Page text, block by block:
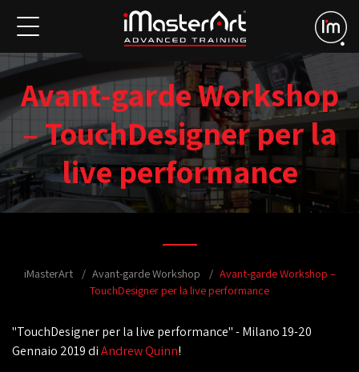
Avant-garde Workshop
– TouchDesigner per la
live performance
iMasterArt Avant-garde Workshop
Avant-garde Workshop –
TouchDesigner per la live performance
"TouchDesigner per la live performance" - Milano 19-20
Gennaio 2019 diAndrew Quinn!